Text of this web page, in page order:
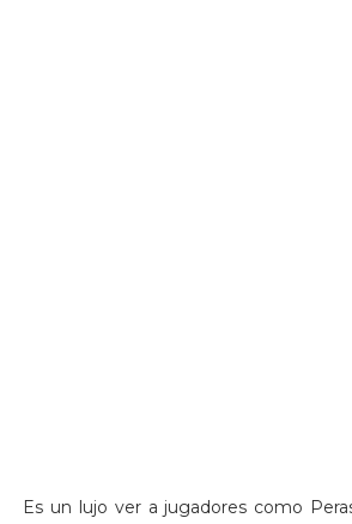
Es un lujo ver a jugadores como